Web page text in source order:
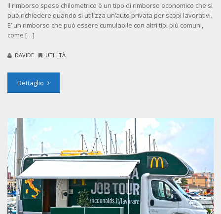
Il rimborso spese chilometrico è un tipo di rimborso economico che si
può richiedere quando si utilizza un’auto privata per scopi lavorativi.
E’ un rimborso che può essere cumulabile con altri tipi più comuni,
come […]
DAVIDE UTILITÀ
Dettaglio